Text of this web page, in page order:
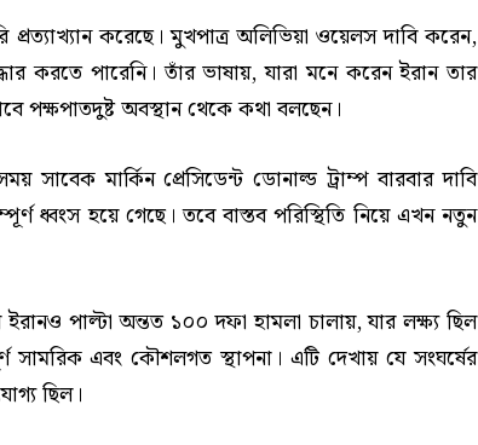
করেছে। মুখপাত্র অলিভিয়া ওয়েলস দাবি করেন,
পারেনি। তাঁর ভাষায়, যারা মনে করেন ইরান তার
পক্ষপাতদুষ্ট অবস্থান থেকে কথা বলছেন।
সাবেক মার্কিন প্রেসিডেন্ট ডোনাল্ড ট্রাম্প বারবার দাবি
ধ্বংস হয়ে গেছে। তবে বাস্তব পরিস্থিতি নিয়ে এখন নতুন
পাল্টা অন্তত ১০০ দফা হামলা চালায়, যার লক্ষ্য ছিল
সামরিক এবং কৌশলগত স্থাপনা। এটি দেখায় যে সংঘর্ষের
ছিল।